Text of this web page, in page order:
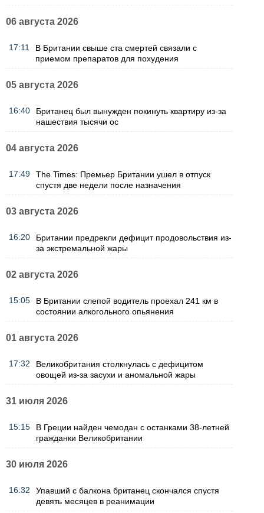
06 августа 2026
17:11
В Британии свыше ста смертей связали с
приемом препаратов для похудения
05 августа 2026
16:40
Британец был вынужден покинуть квартиру из-за
нашествия тысячи ос
04 августа 2026
17:49
The Times: Премьер Британии ушел в отпуск
спустя две недели после назначения
03 августа 2026
16:20
Британии предрекли дефицит продовольствия из-
за экстремальной жары
02 августа 2026
15:05
В Британии слепой водитель проехал 241 км в
состоянии алкогольного опьянения
01 августа 2026
17:32
Великобритания столкнулась с дефицитом
овощей из-за засухи и аномальной жары
31 июля 2026
15:15
В Греции найден чемодан с останками 38-летней
гражданки Великобритании
30 июля 2026
16:32
Упавший с балкона британец скончался спустя
девять месяцев в реанимации